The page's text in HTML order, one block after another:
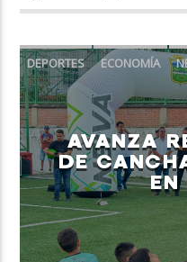
DEPORTES ECONOMÍA
AVANZA
DE
EN